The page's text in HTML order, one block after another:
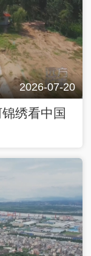
2026-07-20
绣看中国